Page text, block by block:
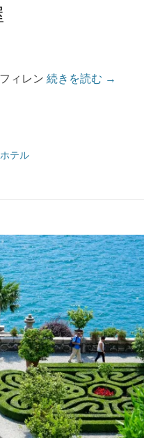
ィレン 続きを読む →
テル